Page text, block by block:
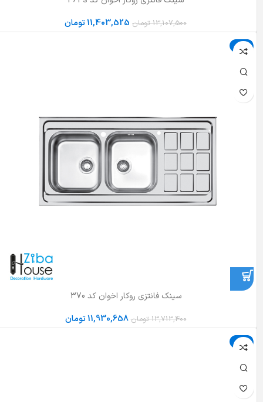
13,107,500 تومان 11,403,525تومان
حراج
سینک فانتزی روکار اخوان کد 370
13,713,400 تومان 11,930,658تومان
حراج